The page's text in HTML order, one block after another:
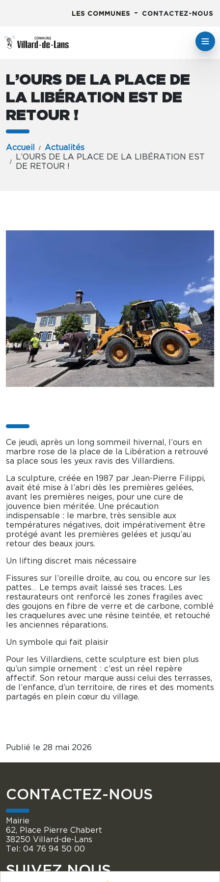
LES COMMUNES CONTACTEZ-NOUS
L’OURS DE LA PLACE DE
LA LIBÉRATION EST DE
RETOUR !
Accueil
Actualités
L’OURS DE LA PLACE DE LA LIBÉRATION EST
DE RETOUR !
Ce jeudi, après un long sommeil hivernal, l’ours en
marbre rose de la place de la Libération a retrouvé
sa place sous les yeux ravis des Villardiens.
La sculpture, créée en 1987 par Jean-Pierre Filippi,
avait été mise à l’abri dès les premières gelées,
avant les premières neiges, pour une cure de
jouvence bien méritée. Une précaution
indispensable : le marbre, très sensible aux
températures négatives, doit impérativement être
protégé avant les premières gelées et jusqu’au
retour des beaux jours.
Un lifting discret mais nécessaire
Fissures sur l’oreille droite, au cou, ou encore sur les
pattes… Le temps avait laissé ses traces. Les
restaurateurs ont renforcé les zones fragiles avec
des goujons en fibre de verre et de carbone, comblé
les craquelures avec une résine teintée, et retouché
les anciennes réparations.
Un symbole qui fait plaisir
Pour les Villardiens, cette sculpture est bien plus
qu’un simple ornement : c’est un réel repère
affectif. Son retour marque aussi celui des terrasses,
de l’enfance, d’un territoire, de rires et des moments
partagés en plein cœur du village.
Publié le 28 mai 2026
CONTACTEZ-NOUS
Mairie
62, Place Pierre Chabert
38250 Villard-de-Lans
Tel: 04 76 94 50 00
SUIVEZ NOUS